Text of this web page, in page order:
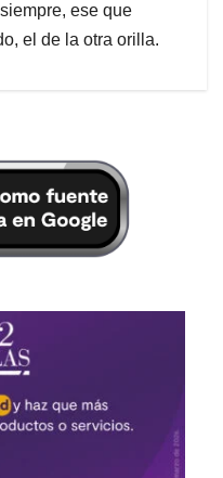
ese que
el de la otra orilla.